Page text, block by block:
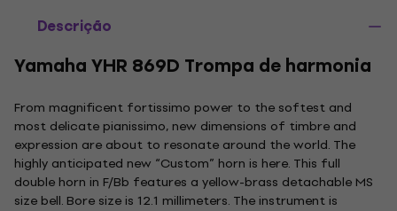
Descrição
Yamaha YHR 869D Trompa de harmonia
From magnificent fortissimo power to the softest and
most delicate pianissimo, new dimensions of timbre and
expression are about to resonate around the world. The
highly anticipated new “Custom” horn is here. This full
double horn in F/Bb features a yellow-brass detachable MS
size bell. Bore size is 12.1 millimeters. The instrument is